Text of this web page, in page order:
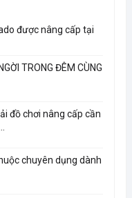
được nâng cấp tại
TRONG ĐÊM CÙNG
đồ chơi nâng cấp cần
chuyên dụng dành